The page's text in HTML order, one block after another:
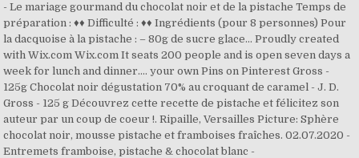
- Le mariage gourmand du chocolat noir et de la pistache Temps de
préparation : ♦♦ Difficulté : ♦♦ Ingrédients (pour 8 personnes) Pour
la dacquoise à la pistache : – 80g de sucre glace… Proudly created
with Wix.com Wix.com It seats 200 people and is open seven days a
week for lunch and dinner.… your own Pins on Pinterest Gross -
125g Chocolat noir dégustation 70% au croquant de caramel - J. D.
Gross - 125 g Découvrez cette recette de pistache et félicitez son
auteur par un coup de coeur !. Ripaille, Versailles Picture: Sphère
chocolat noir, mousse pistache et framboises fraîches. 02.07.2020 -
Entremets framboise, pistache & chocolat blanc -